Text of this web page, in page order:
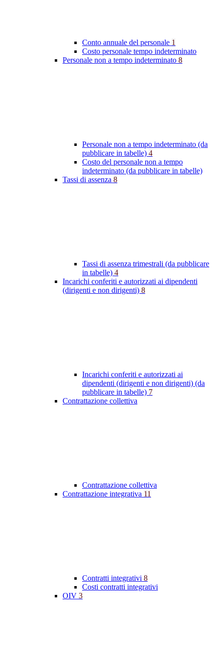
Conto annuale del personale 1
Costo personale tempo indeterminato
Personale non a tempo indeterminato 8
Personale non a tempo indeterminato (da
pubblicare in tabelle) 4
Costo del personale non a tempo
indeterminato (da pubblicare in tabelle)
Tassi di assenza 8
Tassi di assenza trimestrali (da pubblicare
in tabelle) 4
Incarichi conferiti e autorizzati ai dipendenti
(dirigenti e non dirigenti) 8
Incarichi conferiti e autorizzati ai
dipendenti (dirigenti e non dirigenti) (da
pubblicare in tabelle) 7
Contrattazione collettiva
Contrattazione collettiva
Contrattazione integrativa 11
Contratti integrativi 8
Costi contratti integrativi
OIV 3